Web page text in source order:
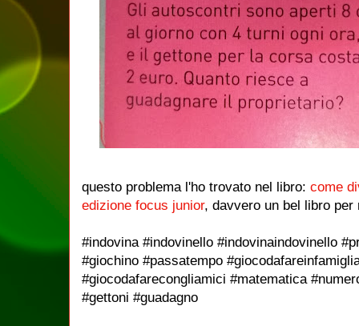
questo problema l'ho trovato nel libro: come
edizione focus junior, davvero un bel libro per
#indovina #indovinello #indovinaindovinello
#giochino #passatempo
#giocodafarecongliamici #matematica
#gettoni #guadagno